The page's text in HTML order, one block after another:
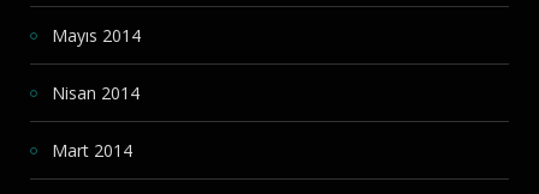
Mayıs 2014
Nisan 2014
Mart 2014